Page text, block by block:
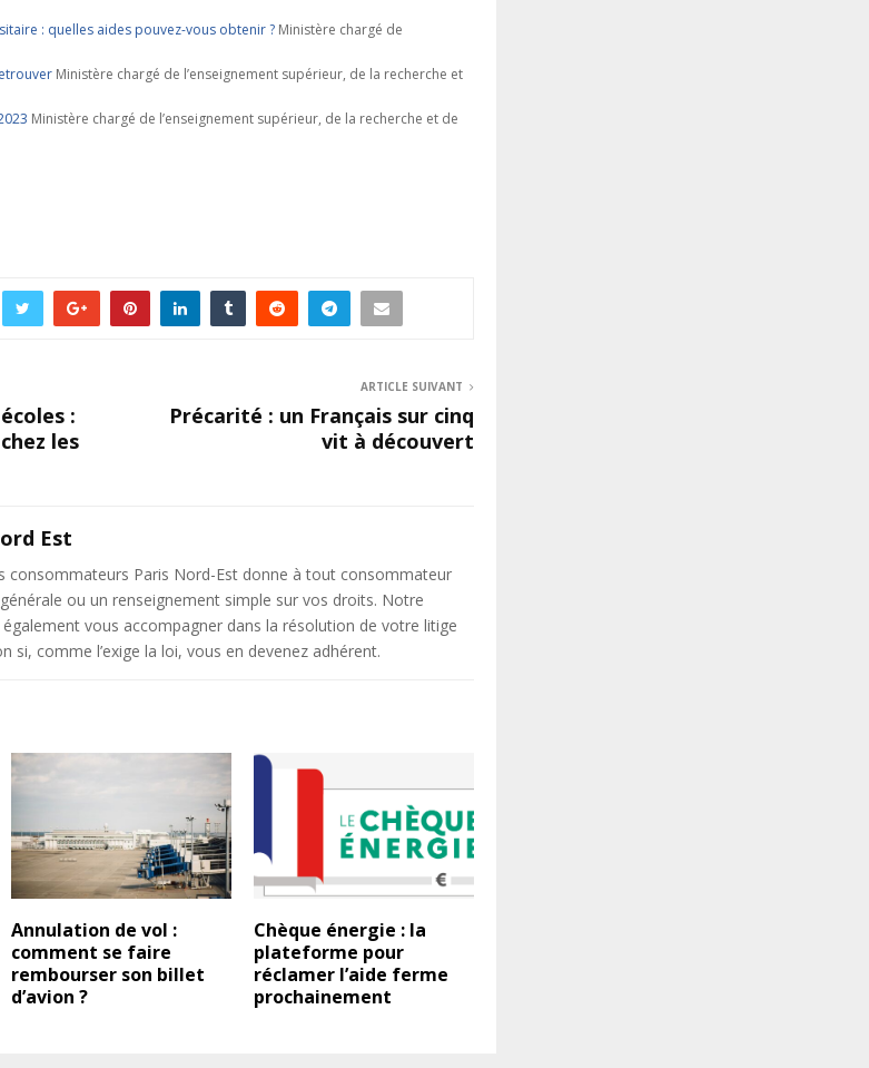
: quelles aides pouvez-vous obtenir ? Ministère chargé de
Ministère chargé de l’enseignement supérieur, de la recherche et
Ministère chargé de l’enseignement supérieur, de la recherche et de
:
les
ARTICLE SUIVANT
Précarité : un Français sur cinq
vit à découvert
Est
consommateurs Paris Nord-Est donne à tout consommateur
ou un renseignement simple sur vos droits. Notre
vous accompagner dans la résolution de votre litige
si, comme l’exige la loi, vous en devenez adhérent.
Annulation de vol :
comment se faire
rembourser son billet
d’avion ?
Chèque énergie : la
plateforme pour
réclamer l’aide ferme
prochainement